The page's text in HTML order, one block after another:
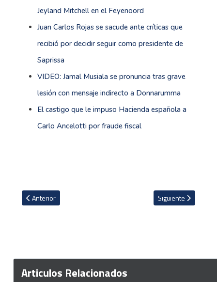
Jeyland Mitchell en el Feyenoord
Juan Carlos Rojas se sacude ante críticas que
recibió por decidir seguir como presidente de
Saprissa
VIDEO: Jamal Musiala se pronuncia tras grave
lesión con mensaje indirecto a Donnarumma
El castigo que le impuso Hacienda española a
Carlo Ancelotti por fraude fiscal
Artículo anterior: San Carlos voltea a ver mercado internacional
Anterior Artículo siguiente:
Siguiente
Articulos Relacionados